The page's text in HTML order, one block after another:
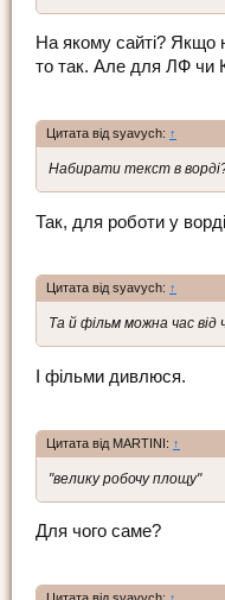
На якому сайті? Якщо
то так. Але для ЛФ чи
Цитата від syavych: ↑
Набирати текст в
Так, для роботи у
Цитата від syavych: ↑
Та й фільм можна час від
І фільми дивлюся.
Цитата від MARTINI: ↑
"велику робочу площу"
Для чого саме?